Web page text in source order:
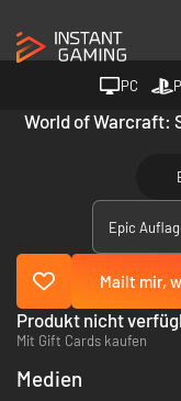
PC
World of Warcraft:
Epic
Mailt mir,
Produkt nicht
Mit Gift Cards kaufen
Medien